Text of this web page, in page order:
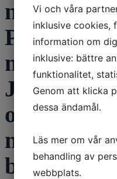
nu om
Parkinson
måste
Jag har
optikern.
med detta
böcker blir
Vi och våra
inklusive cookies,
information om
inklusive: bättre
funktionalitet,
Genom att klicka
dessa ändamål.
Läs mer om vår
behandling av
webbplats.